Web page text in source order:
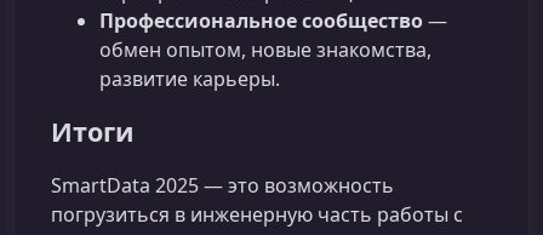
Профессиональное сообщество—
обмен опытом, новые знакомства,
развитие карьеры.
Итоги
SmartData 2025 — это возможность
погрузиться в инженерную часть работы с